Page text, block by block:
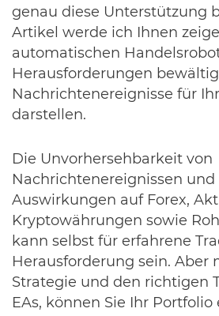
genau diese Unterstützung
Artikel werde ich Ihnen
automatischen
Herausforderungen
Nachrichtenereignisse für
darstellen.
Die Unvorhersehbarkeit von
Nachrichtenereignissen und
Auswirkungen auf Forex,
Kryptowährungen sowie
kann selbst für erfahrene
Herausforderung sein. Aber
Strategie und den richtigen
EAs, können Sie Ihr